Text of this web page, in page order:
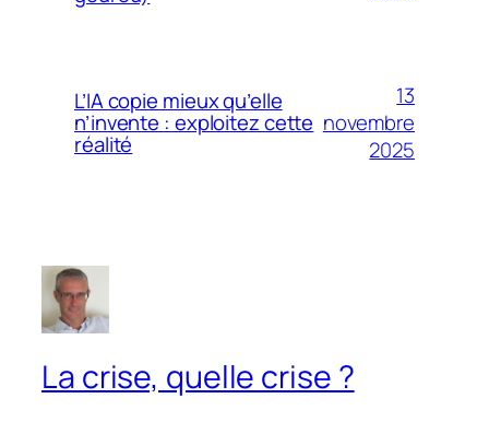
L’IA copie mieux qu’elle
n’invente : exploitez cette
réalité
13
novembre
2025
La crise, quelle crise ?